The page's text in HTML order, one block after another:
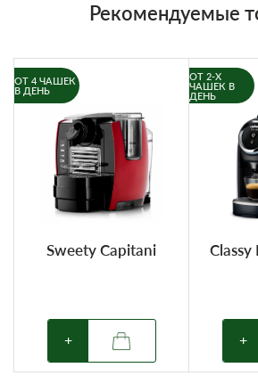
Рекомендуемые
ОТ 4 ЧАШЕК
В ДЕНЬ
Sweety Capitani
+
ОТ 2-Х
ЧАШЕК В
ДЕНЬ
Classy
+